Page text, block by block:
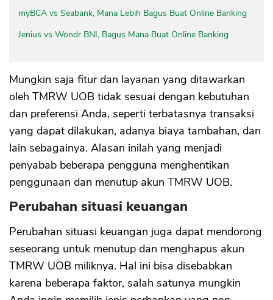
myBCA vs Seabank, Mana Lebih Bagus Buat Online Banking
Jenius vs Wondr BNI, Bagus Mana Buat Online Banking
Mungkin saja fitur dan layanan yang ditawarkan
oleh TMRW UOB tidak sesuai dengan kebutuhan
dan preferensi Anda, seperti terbatasnya transaksi
yang dapat dilakukan, adanya biaya tambahan, dan
lain sebagainya. Alasan inilah yang menjadi
penyabab beberapa pengguna menghentikan
penggunaan dan menutup akun TMRW UOB.
Perubahan situasi keuangan
Perubahan situasi keuangan juga dapat mendorong
seseorang untuk menutup dan menghapus akun
TMRW UOB miliknya. Hal ini bisa disebabkan
karena beberapa faktor, salah satunya mungkin